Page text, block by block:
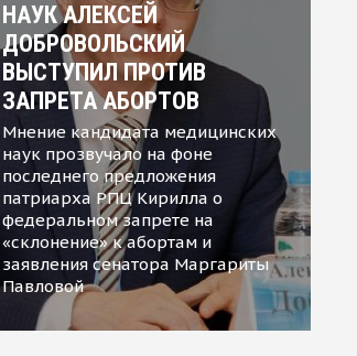
НАУК АЛЕКСЕЙ
ДОБРОВОЛЬСКИЙ
ВЫСТУПИЛ ПРОТИВ
ЗАПРЕТА АБОРТОВ
Мнение кандидата медицинских
наук прозвучало на фоне
последнего предложения
патриарха РПЦ Кирилла о
федеральном запрете на
«склонение» к абортам и
заявления сенатора Маргариты
Павловой